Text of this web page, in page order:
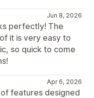
Jun 8, 2026
perfectly! The
it is very easy to
so quick to come
Apr 6, 2026
features designed